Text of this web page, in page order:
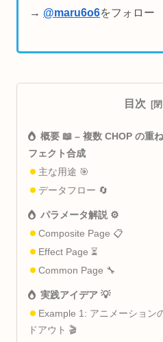
→ @maru6o6をフォロー
目次
概要 📖 – 複数 CHOP の重
フェクト合成
主な用途 🎯
データフロー 🔄
パラメータ解説 ⚙️
Composite Page 📋
Effect Page ⏳
Common Page 🔧
実践アイデア 💡
Example 1: アニメーション
ドアウト 🎬